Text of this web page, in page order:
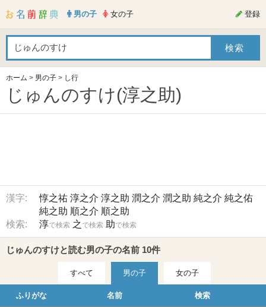
男の子 女の子 登録
ホーム > 男の子 > し行
じゅんのすけ(淳之助)
漢字: 惇之祐 淳之介 淳之助 潤之介 潤之助 純之介 純之佑
純之助 順之介 順之助
検索:
淳で検索 之 で検索 助で検索
じゅんのすけと読む男の子の名前 10件
すべて 男の子 女の子
ふりがな 名前 検索